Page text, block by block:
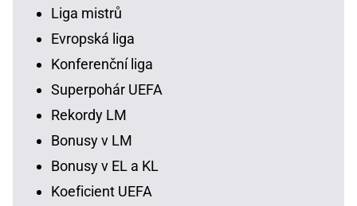
Liga mistrů
Evropská liga
Konferenční liga
Superpohár UEFA
Rekordy LM
Bonusy v LM
Bonusy v EL a KL
Koeficient UEFA